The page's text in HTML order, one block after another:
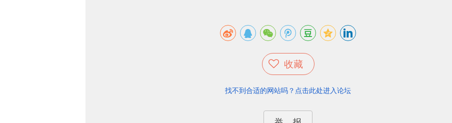
收藏
找不到合适的网站吗？点击此处进入论坛